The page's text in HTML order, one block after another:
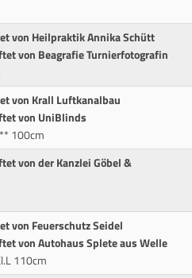
von Heilpraktik Annika Schütt
von Beagrafie Turnierfotografin
von Krall Luftkanalbau
von UniBlinds
100cm
von der Kanzlei Göbel &
von Feuerschutz Seidel
von Autohaus Splete aus Welle
110cm